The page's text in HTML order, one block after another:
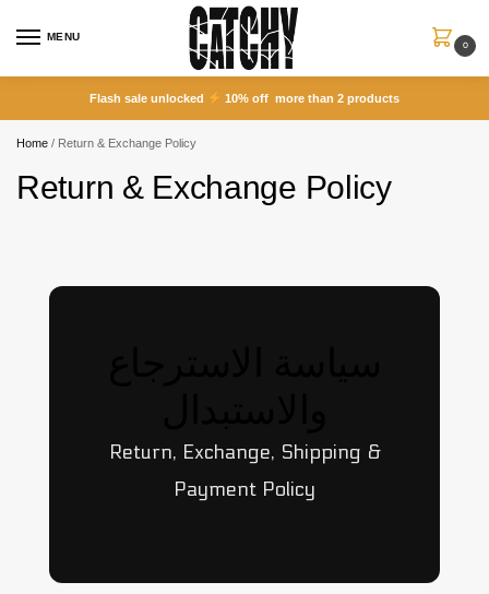
MENU
0
Flash sale unlocked 10% off more than 2 products
Home / Return & Exchange Policy
Return & Exchange Policy
Return, Exchange, Shipping &
Payment Policy